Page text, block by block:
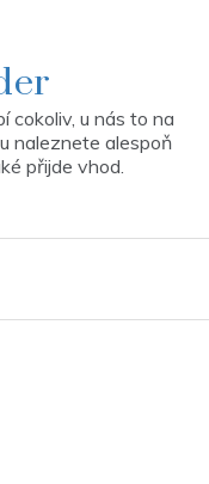
cokoliv, u nás to na
naleznete alespoň
přijde vhod.